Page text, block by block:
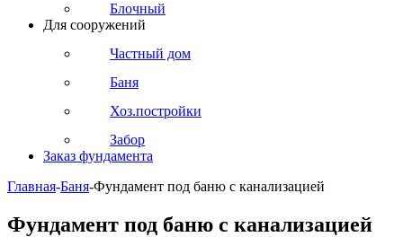
Блочный
Для сооружений
Частный дом
Баня
Хоз.постройки
Забор
Заказ фундамента
Главная-Баня-Фундамент под баню с канализацией
Фундамент под баню с канализацией